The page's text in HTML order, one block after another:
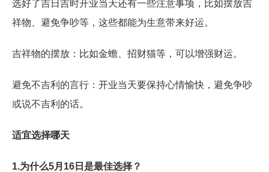
选好了吉日吉时开业当天还有一些注意事项，比如摆放吉
祥物、避免争吵等，这些都能为生意带来好运。
吉祥物的摆放：比如金蟾、招财猫等，可以增强财运。
避免不吉利的言行：开业当天要保持心情愉快，避免争吵
或说不吉利的话。
适宜选择哪天
1.为什么5月16日是最佳选择？